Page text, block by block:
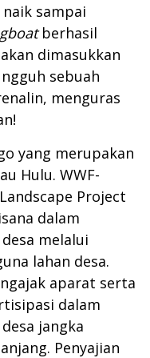
sampai
berhasil
dimasukkan
sebuah
menguras
yang merupakan
Hulu. WWF-
Project
dalam
melalui
lahan desa.
aparat serta
dalam
jangka
Penyajian